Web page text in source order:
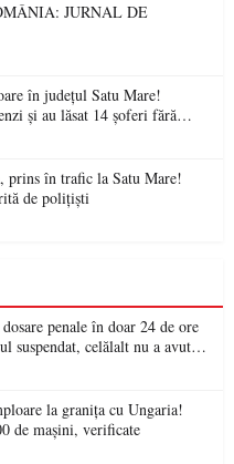
JURNAL DE
în județul Satu Mare!
și au lăsat 14 șoferi fără
în trafic la Satu Mare!
de polițiști
penale în doar 24 de ore
suspendat, celălalt nu a avut
la granița cu Ungaria!
de mașini, verificate